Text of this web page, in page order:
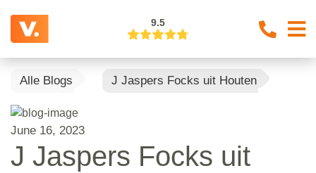
9.5
Alle Blogs J Jaspers Focks uit Houten
June 16, 2023
J Jaspers Focks uit